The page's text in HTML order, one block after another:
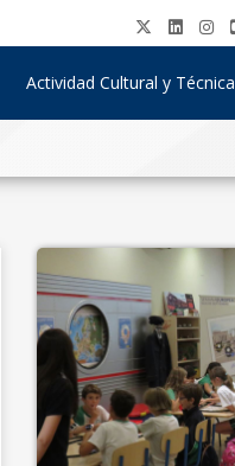
Actividad Cultural y Técnica